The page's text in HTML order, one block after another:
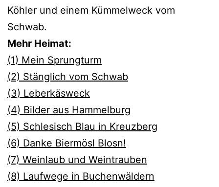
Köhler und einem Kümmelweck vom
Schwab.
Mehr Heimat:
(1) Mein Sprungturm
(2) Stänglich vom Schwab
(3) Leberkäsweck
(4) Bilder aus Hammelburg
(5) Schlesisch Blau in Kreuzberg
(6) Danke Biermösl Blosn!
(7) Weinlaub und Weintrauben
(8) Laufwege in Buchenwäldern